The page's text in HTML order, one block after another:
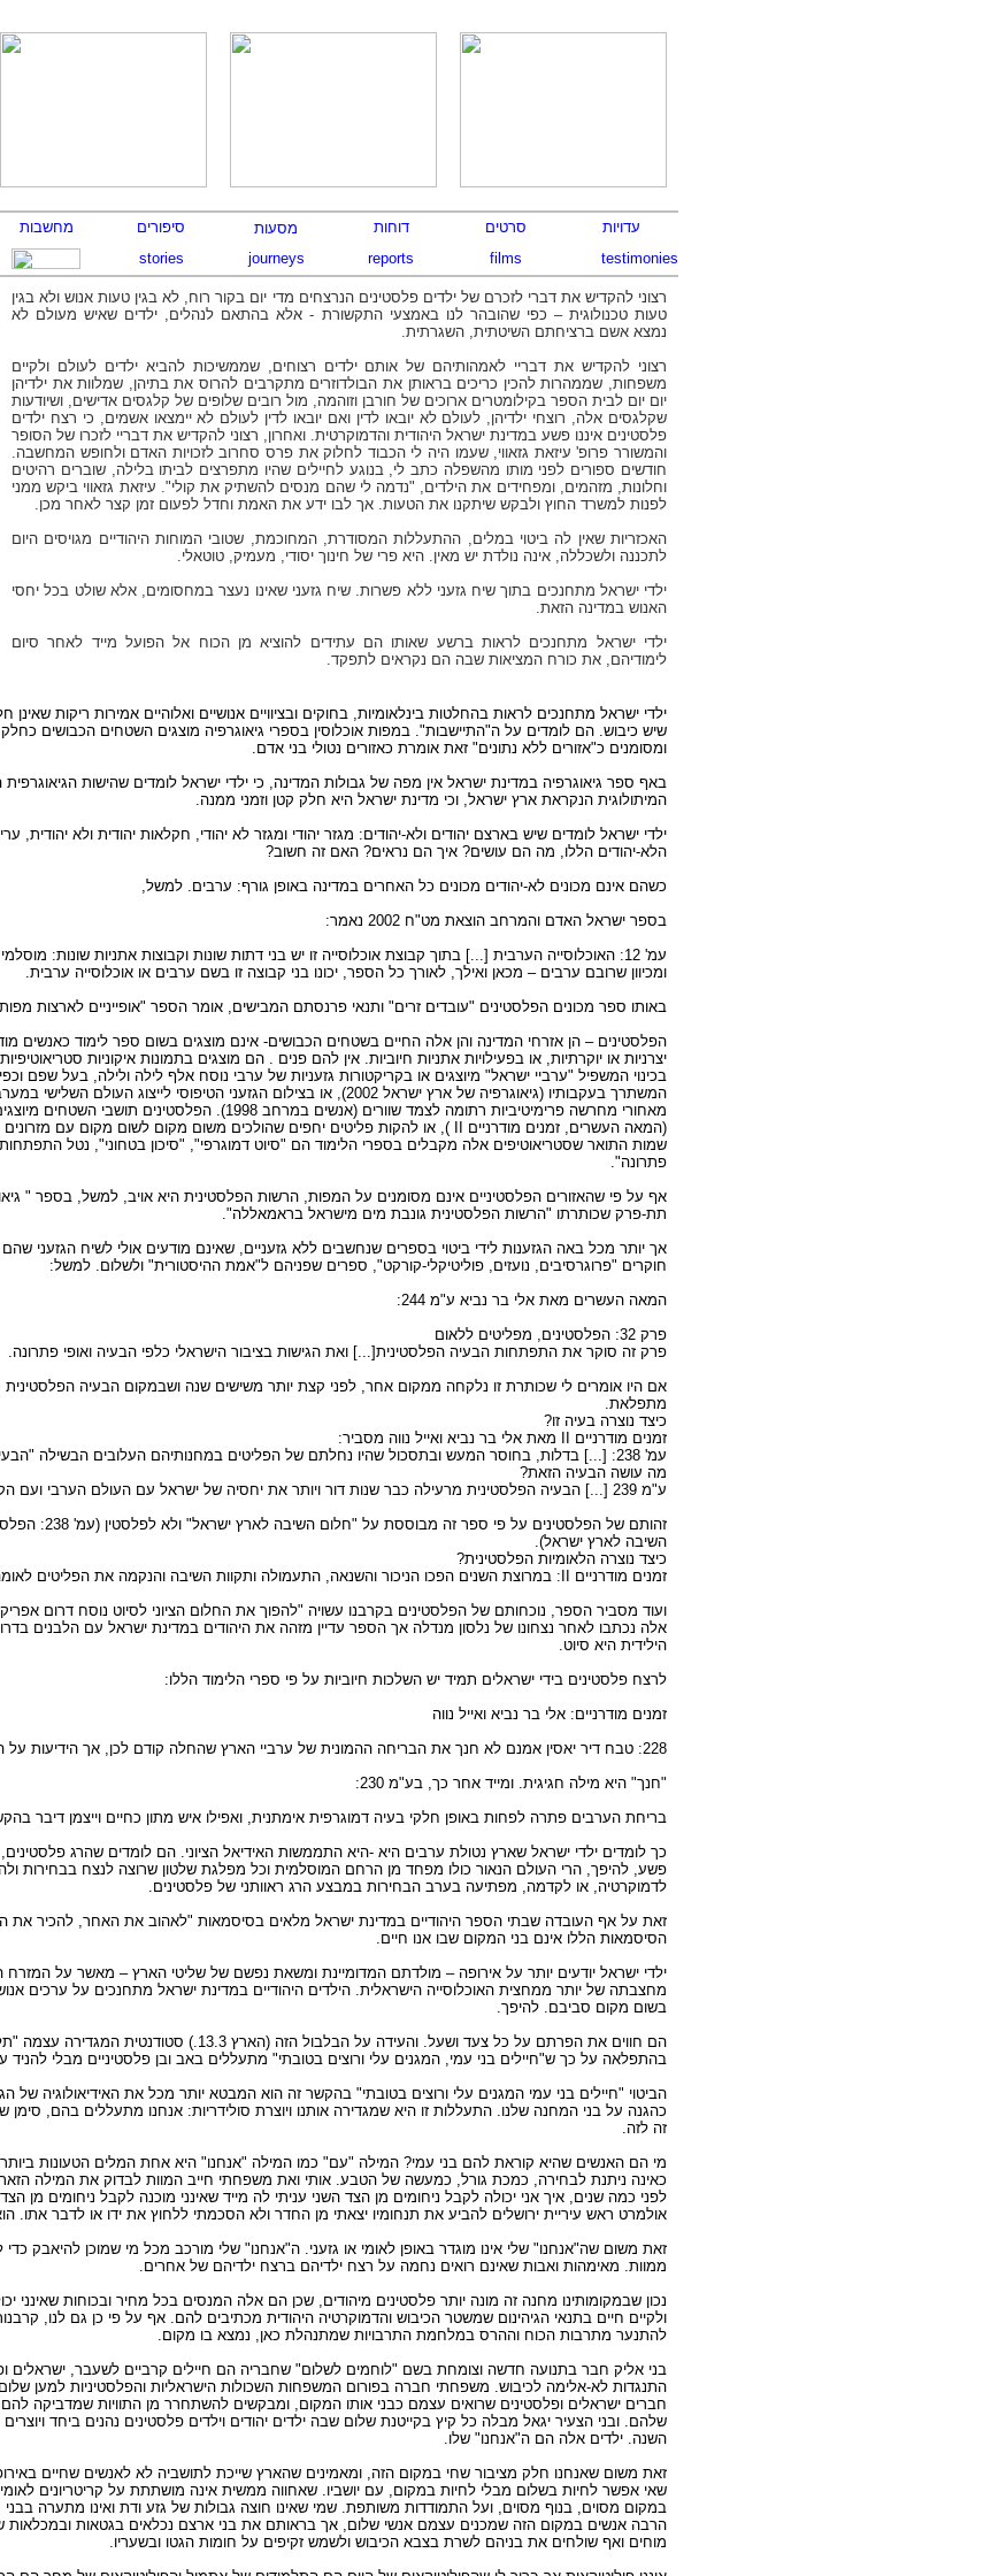
רצוני להקדיש את דברי לזכרם של ילדים פלסטינים הנרצחים מדי יום בקור רוח, לא בגין טעות אנוש ולא בגין
טעות טכנולוגית – כפי שהובהר לנו באמצעי התקשורת - אלא בהתאם לנהלים, ילדים שאיש מעולם לא
נמצא אשם ברציחתם השיטתית, השגרתית.
רצוני להקדיש את דבריי לאמהותיהם של אותם ילדים רצוחים, שממשיכות להביא ילדים לעולם ולקיים
משפחות, שממהרות להכין כריכים בראותן את הבולדוזרים מתקרבים להרוס את בתיהן, שמלוות את ילדיהן
יום יום לבית הספר בקילומטרים ארוכים של חורבן וזוהמה, מול רובים שלופים של קלגסים אדישים, ושיודעות
שקלגסים אלה, רוצחי ילדיהן, לעולם לא יובאו לדין ואם יובאו לדין לעולם לא יימצאו אשמים, כי רצח ילדים
פלסטינים איננו פשע במדינת ישראל היהודית והדמוקרטית. ואחרון, רצוני להקדיש את דבריי לזכרו של הסופר
והמשורר פרופ' עיזאת גזאווי, שעמו היה לי הכבוד לחלוק את פרס סחרוב לזכויות האדם ולחופש המחשבה.
חודשים ספורים לפני מותו מהשפלה כתב לי, בנוגע לחיילים שהיו מתפרצים לביתו בלילה, שוברים רהיטים
וחלונות, מזהמים, ומפחידים את הילדים, "נדמה לי שהם מנסים להשתיק את קולי". עיזאת גזאווי ביקש ממני
לפנות למשרד החוץ ולבקש שיתקנו את הטעות. אך לבו ידע את האמת וחדל לפעום זמן קצר לאחר מכן.
האכזריות שאין לה ביטוי במלים, ההתעללות המסודרת, המחוכמת, שטובי המוחות היהודיים מגויסים היום
לתכננה ולשכללה, אינה נולדת יש מאין. היא פרי של חינוך יסודי, מעמיק, טוטאלי.
ילדי ישראל מתחנכים בתוך שיח גזעני ללא פשרות. שיח גזעני שאינו נעצר במחסומים, אלא שולט בכל יחסי
האנוש במדינה הזאת.
ילדי ישראל מתחנכים לראות ברשע שאותו הם עתידים להוציא מן הכוח אל הפועל מייד לאחר סיום
לימודיהם, את כורח המציאות שבה הם נקראים לתפקד.
ילדי ישראל מתחנכים לראות בהחלטות בינלאומיות, בחוקים ובציוויים אנושיים ואלוהיים אמירות ריקות שאינן
שיש כיבוש. הם לומדים על ה"התיישבות". במפות אוכלוסין בספרי גיאוגרפיה מוצגים השטחים הכבושים
ומסומנים כ"אזורים ללא נתונים" זאת אומרת כאזורים נטולי בני אדם.
באף ספר גיאוגרפיה במדינת ישראל אין מפה של גבולות המדינה, כי ילדי ישראל לומדים שהישות הגיאוגרפית
המיתולוגית הנקראת ארץ ישראל, וכי מדינת ישראל היא חלק קטן וזמני ממנה.
ילדי ישראל לומדים שיש בארצם יהודים ולא-יהודים: מגזר יהודי ומגזר לא יהודי, חקלאות יהודית ולא יהודית,
הלא-יהודים הללו, מה הם עושים? איך הם נראים? האם זה חשוב?
כשהם אינם מכונים לא-יהודים מכונים כל האחרים במדינה באופן גורף: ערבים. למשל,
בספר ישראל האדם והמרחב הוצאת מט"ח 2002 נאמר:
עמ' 12: האוכלוסייה הערבית [...] בתוך קבוצת אוכלוסייה זו יש בני דתות שונות וקבוצות אתניות שונות:
ומכיוון שרובם ערבים – מכאן ואילך, לאורך כל הספר, יכונו בני קבוצה זו בשם ערבים או אוכלוסייה ערבית.
באותו ספר מכונים הפלסטינים "עובדים זרים" ותנאי פרנסתם המבישים, אומר הספר "אופייניים לארצות
הפלסטינים – הן אזרחי המדינה והן אלה החיים בשטחים הכבושים- אינם מוצגים בשום ספר לימוד כאנשים
יצרניות או יוקרתיות, או בפעילויות אתניות חיוביות. אין להם פנים . הם מוצגים בתמונות איקוניות
בכינוי המשפיל "ערביי ישראל" מיוצגים או בקריקטורות גזעניות של ערבי נוסח אלף לילה ולילה, בעל שפם
המשתרך בעקבותיו (גיאוגרפיה של ארץ ישראל 2002), או בצילום הגזעני הטיפוסי לייצוג
מאחורי מחרשה פרימיטיביות רתומה לצמד שוורים (אנשים במרחב
שמות התואר שסטריאוטיפים אלה מקבלים בספרי הלימוד הם "סיוט דמוגרפי", "סיכון בטחוני", נטל
פתרונה".
תת-פרק שכותרתו "הרשות הפלסטינית גונבת מים מישראל בראמאללה".
אך יותר מכל באה הגזענות לידי ביטוי בספרים שנחשבים ללא גזעניים, שאינם מודעים אולי לשיח הגזעני
חוקרים "פרוגרסיבים, נועזים, פוליטיקלי-קורקט", ספרים שפניהם ל"אמת ההיסטורית" ולשלום. למשל:
המאה העשרים מאת אלי בר נביא ע"מ 244:
פרק 32: הפלסטינים, מפליטים ללאום
פרק זה סוקר את התפתחות הבעיה הפלסטינית[...] ואת הגישות בציבור הישראלי כלפי הבעיה ואופי פתרונה.
אם היו אומרים לי שכותרת זו נלקחה ממקום אחר, לפני קצת יותר משישים שנה ושבמקום הבעיה הפלסטינית
מתפלאת.
כיצד נוצרה בעיה זו?
זמנים מודרניים II מאת אלי בר נביא ואייל נווה מסביר:
עמ' 238: [...] בדלות, בחוסר המעש ובתסכול שהיו נחלתם של הפליטים במחנותיהם העלובים הבשילה "הבעיה הפלסטינית".
מה עושה הבעיה הזאת?
ע"מ 239 [...] הבעיה הפלסטינית מרעילה כבר שנות דור ויותר את יחסיה של ישראל עם העולם הערבי ועם הקהילה הבינלאומית.
זהותם של הפלסטינים
השיבה לארץ ישראל).
כיצד נוצרה הלאומיות הפלסטינית?
זמנים מודרניים II: במרוצת השנים הפכו הניכור והשנאה, התעמולה ותקוות השיבה והנקמה את הפליטים לאומה[...]
אלה נכתבו לאחר נצחונו של נלסון מנדלה אך הספר עדיין מזהה את היהודים במדינת ישראל עם הלבנים
הילידית היא סיוט.
לרצח פלסטינים בידי ישראלים תמיד יש השלכות חיוביות על פי ספרי הלימוד הללו:
זמנים מודרניים: אלי בר נביא ואייל נווה
228: טבח דיר יאסין אמנם לא חנך את הבריחה ההמונית של ערביי הארץ שהחלה קודם לכן, אך הידיעות על הטבח האיצו אותה מאוד.
"חנך" היא מילה חגיגית. ומייד אחר כך, בע"מ 230:
בריחת הערבים פתרה לפחות באופן חלקי בעיה דמוגרפית אימתנית, ואפילו איש מתון כחיים וייצמן דיבר
כך לומדים ילדי ישראל שארץ נטולת ערבים היא -היא התממשות האידיאל הציוני. הם לומדים שהרג
פשע, להיפך, הרי העולם הנאור כולו מפחד מן הרחם המוסלמית וכל מפלגת שלטון שרוצה לנצח בבחירות
לדמוקרטיה, או לקדמה, מפתיעה בערב הבחירות במבצע הרג ראוותני של פלסטינים.
זאת על אף העובדה שבתי הספר היהודיים במדינת ישראל מלאים בסיסמאות "לאהוב את האחר, להכיר את
הסיסמאות הללו אינם בני המקום שבו אנו חיים.
ילדי ישראל יודעים יותר על אירופה – מולדתם המדומיינת ומשאת נפשם של שליטי הארץ – מאשר על המזרח
מחצבתה של יותר ממחצית האוכלוסייה הישראלית. הילדים היהודיים במדינת ישראל מתחנכים על ערכים
בשום מקום סביבם. להיפך.
הם חווים את הפרתם על כל צעד ושעל. והעידה על הבלבול הזה
בהתפלאה על כך ש"חיילים בני עמי, המגנים עלי ורוצים בטובתי" מתעללים באב ובן פלסטיניים מבלי להניד
הביטוי "חיילים בני עמי המגנים עלי ורוצים בטובתי" בהקשר זה הוא המבטא יותר מכל את האידיאולוגיה
כהגנה על בני המחנה שלנו. התעללות זו היא שמגדירה אותנו ויוצרת סולידריות: אנחנו מתעללים בהם,
זה לזה.
מי הם האנשים שהיא קוראת להם בני עמי? המילה "עם" כמו המילה "אנחנו" היא אחת המלים הטעונות
כאינה ניתנת לבחירה, כמכת גורל, כמעשה של הטבע. אותי ואת משפחתי חייב המוות לבדוק את המילה
לפני כמה שנים, איך אני יכולה לקבל ניחומים מן הצד השני עניתי לה מייד שאינני מוכנה לקבל ניחומים מן
אולמרט ראש עיריית ירושלים להביע את תנחומיו יצאתי מן החדר ולא הסכמתי ללחוץ את ידו או לדבר אתו.
זאת משום שה"אנחנו" שלי אינו מוגדר באופן לאומי או גזעני. ה"אנחנו" שלי מורכב מכל מי שמוכן להיאבק
ממוות. מאימהות ואבות שאינם רואים נחמה על רצח ילדיהם ברצח ילדיהם של אחרים.
נכון שבמקומותינו מחנה זה מונה יותר פלסטינים מיהודים, שכן הם אלה המנסים בכל מחיר ובכוחות שאינני
ולקיים חיים בתנאי הגיהינום שמשטר הכיבוש והדמוקרטיה היהודית מכתיבים להם. אף על פי כן גם לנו,
להתנער מתרבות הכוח וההרס במלחמת התרבויות שמתנהלת כאן, נמצא בו מקום.
בני אליק חבר בתנועה חדשה וצומחת בשם "לוחמים לשלום" שחבריה הם חיילים קרביים לשעבר, ישראלים
התנגדות לא-אלימה לכיבוש. משפחתי חברה בפורום המשפחות השכולות הישראליות והפלסטיניות למען
חברים ישראלים ופלסטינים שרואים עצמם כבני אותו המקום, ומבקשים להשתחרר מן התוויות שמדביקה להם
שלהם. ובני הצעיר יגאל מבלה כל קיץ בקייטנת שלום שבה ילדים יהודים וילדים פלסטינים נהנים ביחד
השנה. ילדים אלה הם ה"אנחנו" שלו.
זאת משום שאנחנו חלק מציבור שחי במקום הזה, ומאמינים שהארץ שייכת לתושביה לא לאנשים שחיים
שאי אפשר לחיות בשלום מבלי לחיות במקום, עם יושביו. שאחווה ממשית אינה מושתתת על קריטריונים
במקום מסוים, בנוף מסוים, ועל התמודדות משותפת. שמי שאינו חוצה גבולות של גזע ודת ואינו מתערה בבני
הרבה אנשים במקום הזה שמכנים עצמם אנשי שלום, אך בראותם את בני ארצם נכלאים בגטאות ובמכלאות
מוחים ואף שולחים את בניהם לשרת בצבא הכיבוש ולשמש זקיפים על חומות הגטו ובשעריו.